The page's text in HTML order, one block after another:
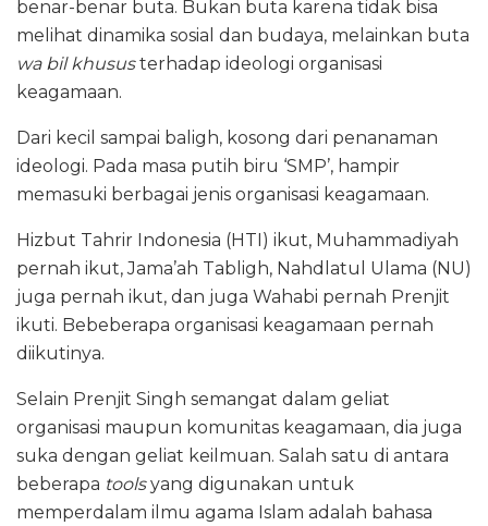
benar-benar buta. Bukan buta karena tidak bisa
melihat dinamika sosial dan budaya, melainkan buta
wa bil khususterhadap ideologi organisasi
keagamaan.
Dari kecil sampai baligh, kosong dari penanaman
ideologi. Pada masa putih biru ‘SMP’, hampir
memasuki berbagai jenis organisasi keagamaan.
Hizbut Tahrir Indonesia (HTI) ikut, Muhammadiyah
pernah ikut, Jama’ah Tabligh, Nahdlatul Ulama (NU)
juga pernah ikut, dan juga Wahabi pernah Prenjit
ikuti. Bebeberapa organisasi keagamaan pernah
diikutinya.
Selain Prenjit Singh semangat dalam geliat
organisasi maupun komunitas keagamaan, dia juga
suka dengan geliat keilmuan. Salah satu di antara
beberapa toolsyang digunakan untuk
memperdalam ilmu agama Islam adalah bahasa